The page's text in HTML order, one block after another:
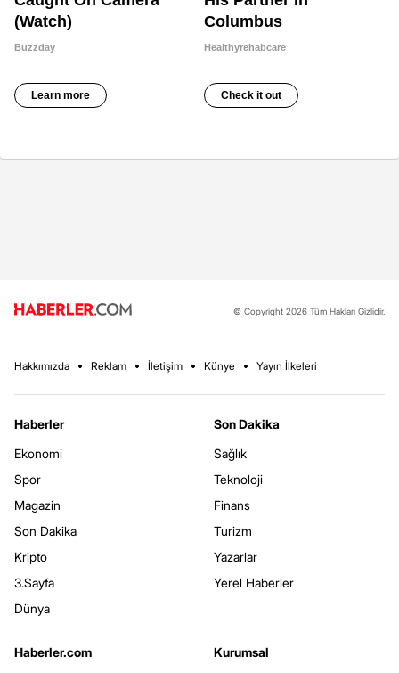
© Copyright 2026 Tüm Hakları Gizlidir.
Hakkımızda Reklam İletişim Künye Yayın İlkeleri
Haberler
Ekonomi
Spor
Magazin
Son Dakika
Kripto
3.Sayfa
Dünya
Son Dakika
Sağlık
Teknoloji
Finans
Turizm
Yazarlar
Yerel Haberler
Haberler.com
Kurumsal